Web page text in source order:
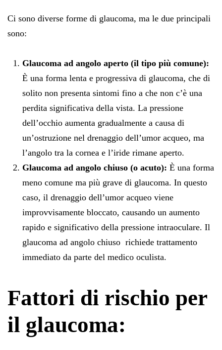
Ci sono diverse forme di glaucoma, ma le due principali
sono:
Glaucoma ad angolo aperto (il tipo più comune):
È una forma lenta e progressiva di glaucoma, che di
solito non presenta sintomi fino a che non c’è una
perdita significativa della vista. La pressione
dell’occhio aumenta gradualmente a causa di
un’ostruzione nel drenaggio dell’umor acqueo, ma
l’angolo tra la cornea e l’iride rimane aperto.
Glaucoma ad angolo chiuso (o acuto): È una forma
meno comune ma più grave di glaucoma. In questo
caso, il drenaggio dell’umor acqueo viene
improvvisamente bloccato, causando un aumento
rapido e significativo della pressione intraoculare. Il
glaucoma ad angolo chiuso richiede trattamento
immediato da parte del medico oculista.
Fattori di rischio per
il glaucoma: